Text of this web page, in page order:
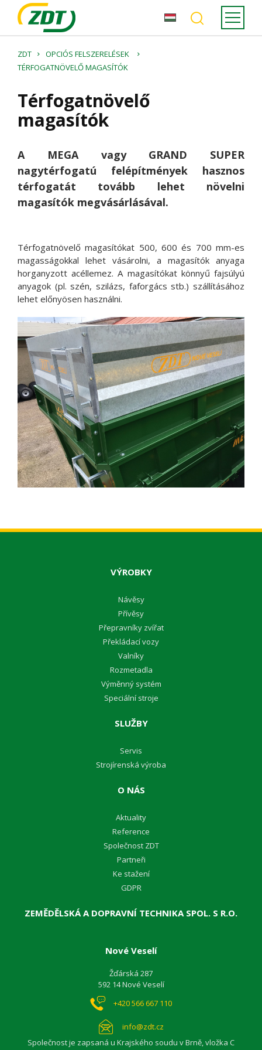
ZDT
OPCIÓS FELSZERELÉSEK
TÉRFOGATNÖVELŐ MAGASÍTÓK
Térfogatnövelő
magasítók
A MEGA vagy GRAND SUPER
nagytérfogatú felépítmények hasznos
térfogatát tovább lehet növelni
magasítók megvásárlásával.
Térfogatnövelő magasítókat 500, 600 és 700 mm-es
magasságokkal lehet vásárolni, a magasítók anyaga
horganyzott acéllemez. A magasítókat könnyű fajsúlyú
anyagok (pl. szén, szilázs, faforgács stb.) szállításához
lehet előnyösen használni.
VÝROBKY
Návěsy
Přívěsy
Přepravníky zvířat
Překládací vozy
Valníky
Rozmetadla
Výměnný systém
Speciální stroje
SLUŽBY
Servis
Strojírenská výroba
O NÁS
Aktuality
Reference
Společnost ZDT
Partneři
Ke stažení
GDPR
ZEMĚDĚLSKÁ A DOPRAVNÍ TECHNIKA SPOL. S R.O.
Nové Veselí
Žďárská 287
592 14 Nové Veselí
+420 566 667 110
info@zdt.cz
Společnost je zapsaná u Krajského soudu v Brně, vložka C